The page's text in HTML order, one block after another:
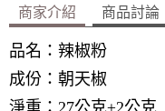
商家介紹 商品討論
品名：辣椒粉
成份：朝天椒
淨重：27公克±2公克